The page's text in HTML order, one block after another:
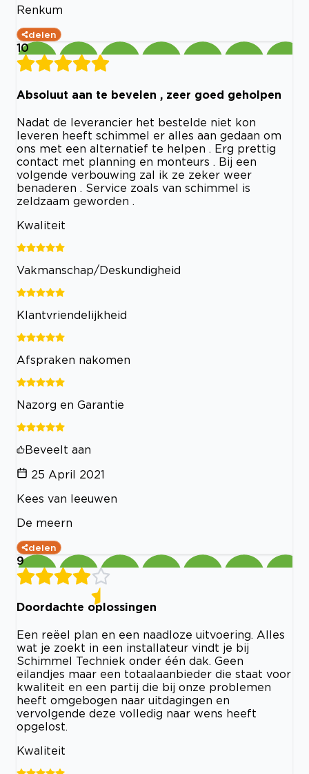
Renkum
delen
10
Absoluut aan te bevelen , zeer goed geholpen
Nadat de leverancier het bestelde niet kon
leveren heeft schimmel er alles aan gedaan om
ons met een alternatief te helpen . Erg prettig
contact met planning en monteurs . Bij een
volgende verbouwing zal ik ze zeker weer
benaderen . Service zoals van schimmel is
zeldzaam geworden .
Kwaliteit
Vakmanschap/Deskundigheid
Klantvriendelijkheid
Afspraken nakomen
Nazorg en Garantie
Beveelt aan
25 April 2021
Kees van leeuwen
De meern
delen
9
Doordachte oplossingen
Een reëel plan en een naadloze uitvoering. Alles
wat je zoekt in een installateur vindt je bij
Schimmel Techniek onder één dak. Geen
eilandjes maar een totaalaanbieder die staat voor
kwaliteit en een partij die bij onze problemen
heeft omgebogen naar uitdagingen en
vervolgende deze volledig naar wens heeft
opgelost.
Kwaliteit